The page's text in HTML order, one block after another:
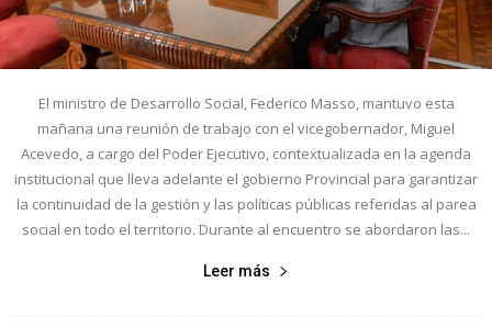
El ministro de Desarrollo Social, Federico Masso, mantuvo esta
mañana una reunión de trabajo con el vicegobernador, Miguel
Acevedo, a cargo del Poder Ejecutivo, contextualizada en la agenda
institucional que lleva adelante el gobierno Provincial para garantizar
la continuidad de la gestión y las políticas públicas referidas al parea
social en todo el territorio. Durante al encuentro se abordaron las...
Leer más